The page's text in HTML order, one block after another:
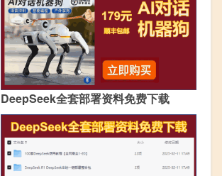
DeepSeek全套部署资料免费下载